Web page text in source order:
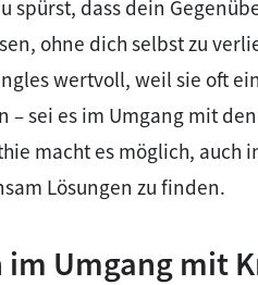
spürst, dass dein
ohne dich selbst zu
wertvoll, weil sie oft
sei es im Umgang mit
macht es möglich, auch
Lösungen zu finden.
Umgang mit